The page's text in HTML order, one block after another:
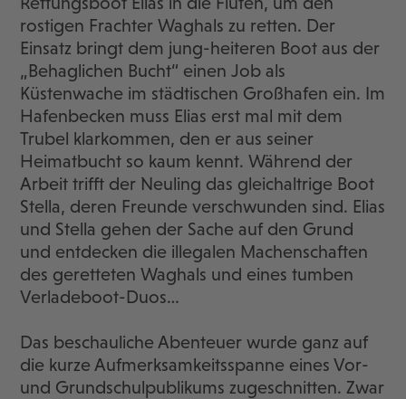
rostigen Frachter Waghals zu retten. Der
Einsatz bringt dem jung-heiteren Boot aus der
„Behaglichen Bucht“ einen Job als
Küstenwache im städtischen Großhafen ein. Im
Hafenbecken muss Elias erst mal mit dem
Trubel klarkommen, den er aus seiner
Heimatbucht so kaum kennt. Während der
Arbeit trifft der Neuling das gleichaltrige Boot
Stella, deren Freunde verschwunden sind. Elias
und Stella gehen der Sache auf den Grund
und entdecken die illegalen Machenschaften
des geretteten Waghals und eines tumben
Verladeboot-Duos…
Das beschauliche Abenteuer wurde ganz auf
die kurze Aufmerksamkeitsspanne eines Vor-
und Grundschulpublikums zugeschnitten. Zwar